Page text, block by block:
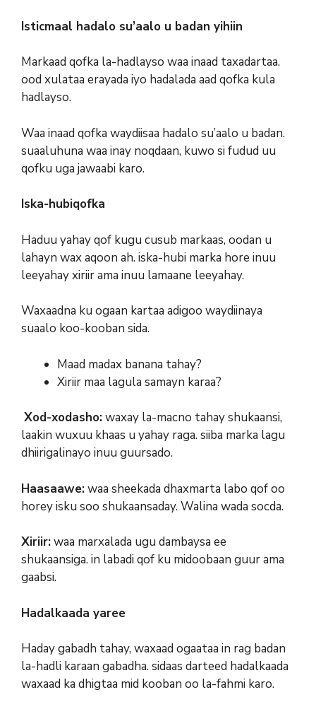
Isticmaal hadalo su’aalo u badan yihiin
Markaad qofka la-hadlayso waa inaad taxadartaa.
ood xulataa erayada iyo hadalada aad qofka kula
hadlayso.
Waa inaad qofka waydiisaa hadalo su’aalo u badan.
suaaluhuna waa inay noqdaan, kuwo si fudud uu
qofku uga jawaabi karo.
Iska-hubiqofka
Haduu yahay qof kugu cusub markaas, oodan u
lahayn wax aqoon ah. iska-hubi marka hore inuu
leeyahay xiriir ama inuu lamaane leeyahay.
Waxaadna ku ogaan kartaa adigoo waydiinaya
suaalo koo-kooban sida.
Maad madax banana tahay?
Xiriir maa lagula samayn karaa?
Xod-xodasho:waxay la-macno tahay shukaansi,
laakin wuxuu khaas u yahay raga. siiba marka lagu
dhiirigalinayo inuu guursado.
Haasaawe:waa sheekada dhaxmarta labo qof oo
horey isku soo shukaansaday. Walina wada socda.
Xiriir:waa marxalada ugu dambaysa ee
shukaansiga. in labadi qof ku midoobaan guur ama
gaabsi.
Hadalkaada yaree
Haday gabadh tahay, waxaad ogaataa in rag badan
la-hadli karaan gabadha. sidaas darteed hadalkaada
waxaad ka dhigtaa mid kooban oo la-fahmi karo.